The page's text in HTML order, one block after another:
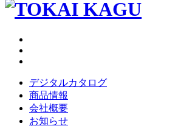
デジタルカタログ
商品情報
会社概要
お知らせ